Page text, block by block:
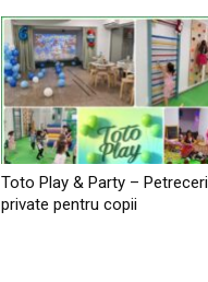
Toto Play & Party – Petreceri
private pentru copii